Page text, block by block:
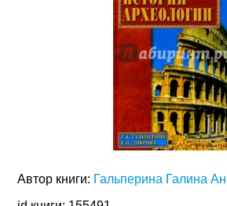
Автор книги: Гальперина Галина